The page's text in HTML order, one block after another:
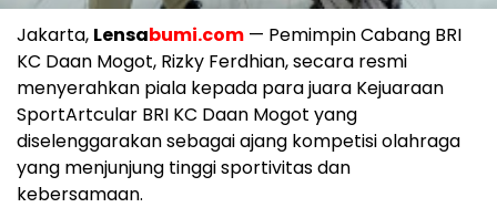
Jakarta, Lensabumi.com — Pemimpin Cabang BRI
KC Daan Mogot, Rizky Ferdhian, secara resmi
menyerahkan piala kepada para juara Kejuaraan
SportArtcular BRI KC Daan Mogot yang
diselenggarakan sebagai ajang kompetisi olahraga
yang menjunjung tinggi sportivitas dan
kebersamaan.